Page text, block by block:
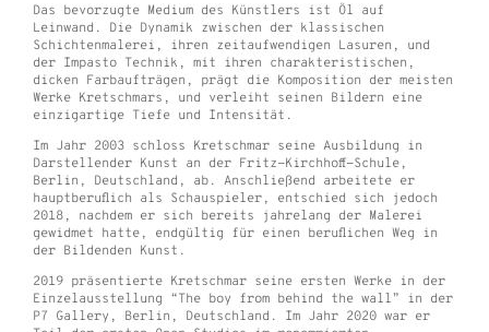
Das bevorzugte Medium des Künstlers ist Öl auf
Leinwand. Die Dynamik zwischen der klassischen
Schichtenmalerei, ihren zeitaufwendigen Lasuren, und
der Impasto Technik, mit ihren charakteristischen,
dicken Farbaufträgen, prägt die Komposition der meisten
Werke Kretschmars, und verleiht seinen Bildern eine
einzigartige Tiefe und Intensität.
Im Jahr 2003 schloss Kretschmar seine Ausbildung in
Darstellender Kunst an der Fritz-Kirchhoff-Schule,
Berlin, Deutschland, ab. Anschließend arbeitete er
hauptberuflich als Schauspieler, entschied sich jedoch
2018, nachdem er sich bereits jahrelang der Malerei
gewidmet hatte, endgültig für einen beruflichen Weg in
der Bildenden Kunst.
2019 präsentierte Kretschmar seine ersten Werke in der
Einzelausstellung “The boy from behind the wall” in der
P7 Gallery, Berlin, Deutschland. Im Jahr 2020 war er